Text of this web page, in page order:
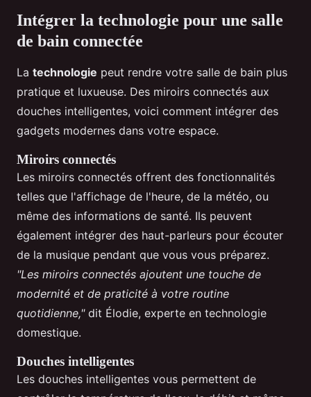
Intégrer la technologie pour une salle
de bain connectée
La technologie peut rendre votre salle de bain plus
pratique et luxueuse. Des miroirs connectés aux
douches intelligentes, voici comment intégrer des
gadgets modernes dans votre espace.
Miroirs connectés
Les miroirs connectés offrent des fonctionnalités
telles que l'affichage de l'heure, de la météo, ou
même des informations de santé. Ils peuvent
également intégrer des haut-parleurs pour écouter
de la musique pendant que vous vous préparez.
"Les miroirs connectés ajoutent une touche de
modernité et de praticité à votre routine
quotidienne,"dit Élodie, experte en technologie
domestique.
Douches intelligentes
Les douches intelligentes vous permettent de